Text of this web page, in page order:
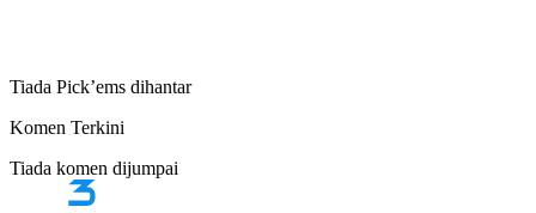
Tiada Pick’ems dihantar
Komen Terkini
Tiada komen dijumpai